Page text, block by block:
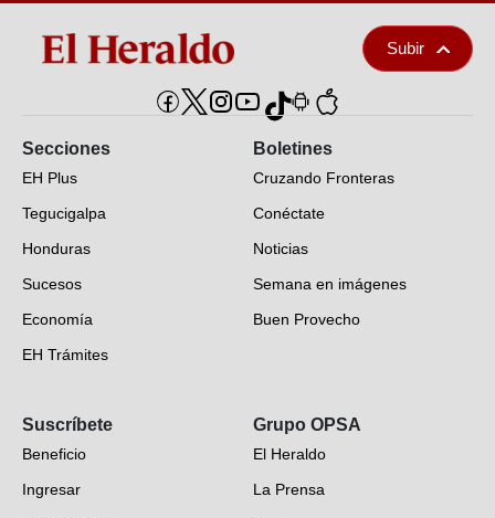
Subir
Secciones
EH Plus
Tegucigalpa
Honduras
Sucesos
Economía
EH Trámites
EH Verifica
Fotogalerías
Deportes
Boletines
Cruzando Fronteras
Conéctate
Noticias
Semana en imágenes
Buen Provecho
Suscríbete
Beneficio
Ingresar
Grupo OPSA
El Heraldo
La Prensa